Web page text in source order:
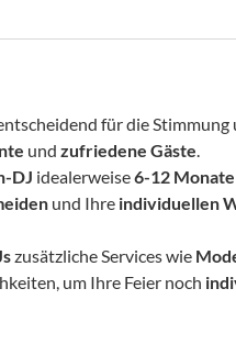
für die Stimmung
und zufriedene Gäste.
DJ idealerweise 6-12
und Ihre individuellen
zusätzliche Services wie
um Ihre Feier noch